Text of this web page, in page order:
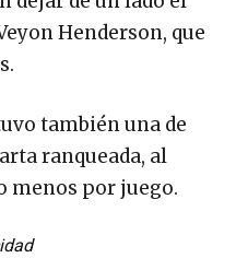
Henderson, que
también una de
ranqueada, al
menos por juego.